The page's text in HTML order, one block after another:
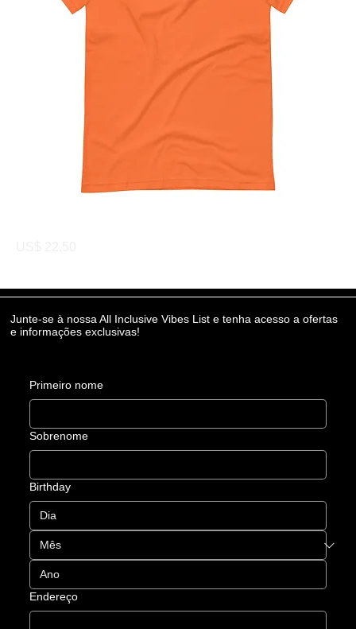
Junte-se à nossa All Inclusive Vibes List e tenha acesso a ofertas
e informações exclusivas!
Primeiro nome
Sobrenome
Birthday
Endereço